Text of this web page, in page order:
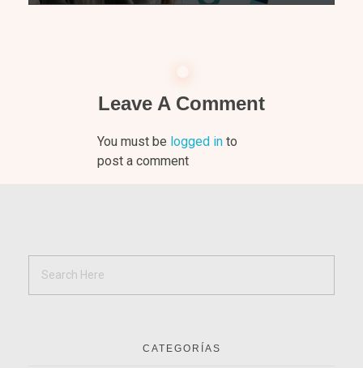
Leave A Comment
You must be logged into
post a comment
CATEGORÍAS